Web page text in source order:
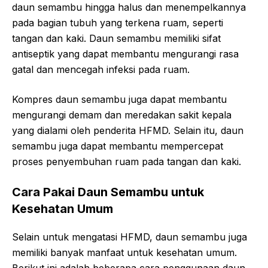
daun semambu hingga halus dan menempelkannya
pada bagian tubuh yang terkena ruam, seperti
tangan dan kaki. Daun semambu memiliki sifat
antiseptik yang dapat membantu mengurangi rasa
gatal dan mencegah infeksi pada ruam.
Kompres daun semambu juga dapat membantu
mengurangi demam dan meredakan sakit kepala
yang dialami oleh penderita HFMD. Selain itu, daun
semambu juga dapat membantu mempercepat
proses penyembuhan ruam pada tangan dan kaki.
Cara Pakai Daun Semambu untuk
Kesehatan Umum
Selain untuk mengatasi HFMD, daun semambu juga
memiliki banyak manfaat untuk kesehatan umum.